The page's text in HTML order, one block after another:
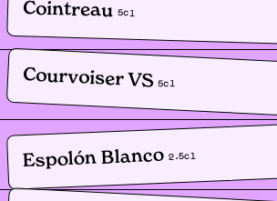
Cointreau 5cl
Courvoiser VS 5cl
Espolón Blanco 2.5cl